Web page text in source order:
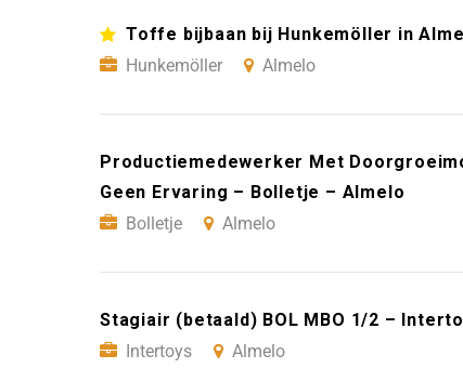
Toffe bijbaan bij Hunkemöller in
Hunkemöller
Almelo
Productiemedewerker Met
Geen Ervaring – Bolletje – Almelo
Bolletje
Almelo
Stagiair (betaald) BOL MBO 1/2 –
Intertoys
Almelo